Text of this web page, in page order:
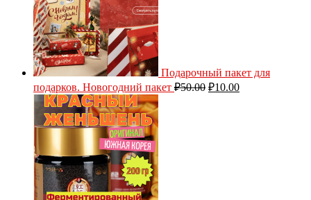
Подарочный пакет для
подарков. Новогодний пакет ₽50.00 ₽10.00